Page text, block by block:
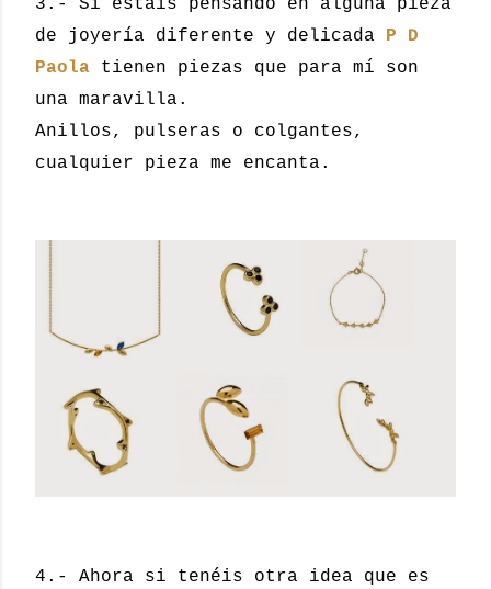
de joyería diferente y delicada
P D
Paola tienen piezas que para mí son
una maravilla.
Anillos, pulseras o colgantes,
cualquier pieza me encanta.
4.- Ahora si tenéis otra idea que es